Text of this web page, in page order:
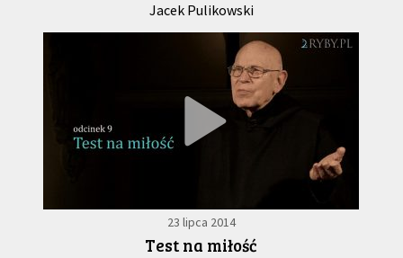
Jacek Pulikowski
23 lipca 2014
Test na miłość